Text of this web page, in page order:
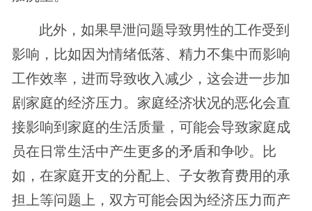
此外，如果早泄问题导致男性的工作受到
影响，比如因为情绪低落、精力不集中而影响
工作效率，进而导致收入减少，这会进一步加
剧家庭的经济压力。家庭经济状况的恶化会直
接影响到家庭的生活质量，可能会导致家庭成
员在日常生活中产生更多的矛盾和争吵。比
如，在家庭开支的分配上、子女教育费用的承
担上等问题上，双方可能会因为经济压力而产